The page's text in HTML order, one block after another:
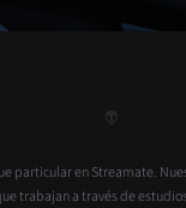
en Streamate.
a través de